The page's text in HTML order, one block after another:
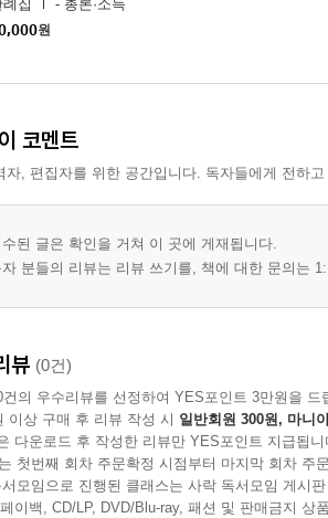
례집 Ⅰ - 총론·소득
편-
원
코멘트
자, 편집자를 위한 공간입니다. 독자들에게 전하
수된 글은 확인을 거쳐 이 곳에 게재됩니다.
자 분들의 리뷰는 리뷰 쓰기를, 책에 대한 문의는
뷰 (0건)
건의 우수리뷰를 선정하여 YES포인트 3만원을 드
이상 구매 후 리뷰 작성 시 일반회원 300원, 마니
다운로드 후 작성한 리뷰만 YES포인트 지급됩니
첫번째 회차 주문확정 시점부터 마지막 회차 주
모임으로 진행된 클래스는 사락 독서모임 게시
이백, CD/LP, DVD/Blu-ray, 패션 및 판매금지 상